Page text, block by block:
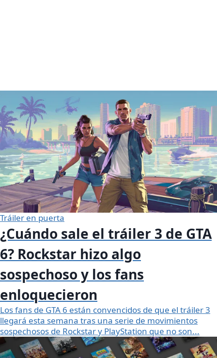
Tráiler en puerta
¿Cuándo sale el tráiler 3 de GTA
6? Rockstar hizo algo
sospechoso y los fans
enloquecieron
Los fans de GTA 6 están convencidos de que el tráiler 3
llegará esta semana tras una serie de movimientos
sospechosos de Rockstar y PlayStation que no son...